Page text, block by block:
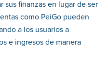
sus finanzas en lugar de ser
como PeiGo pueden
a los usuarios a
e ingresos de manera